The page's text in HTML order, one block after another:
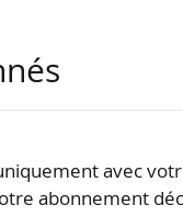
avec
abonnement